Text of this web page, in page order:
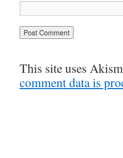
This site uses
comment data is